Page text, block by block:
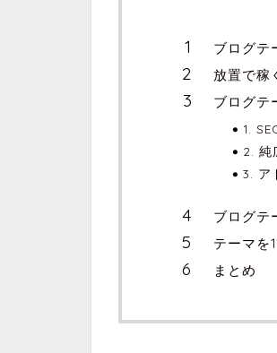
ブログテ
放置で稼
ブログテ
1.
2. 純
3. ア
ブログテ
テーマを
まとめ